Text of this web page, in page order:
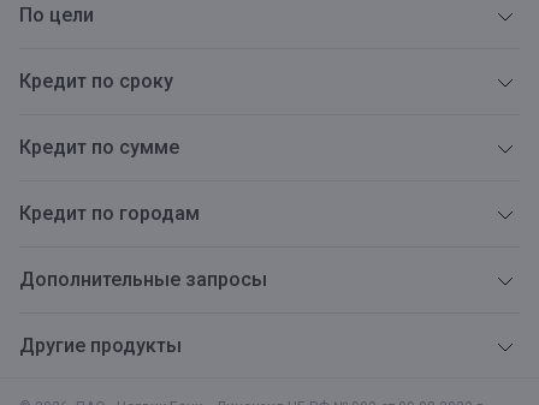
По цели
Кредит по сроку
Кредит по сумме
Кредит по городам
Дополнительные запросы
Другие продукты